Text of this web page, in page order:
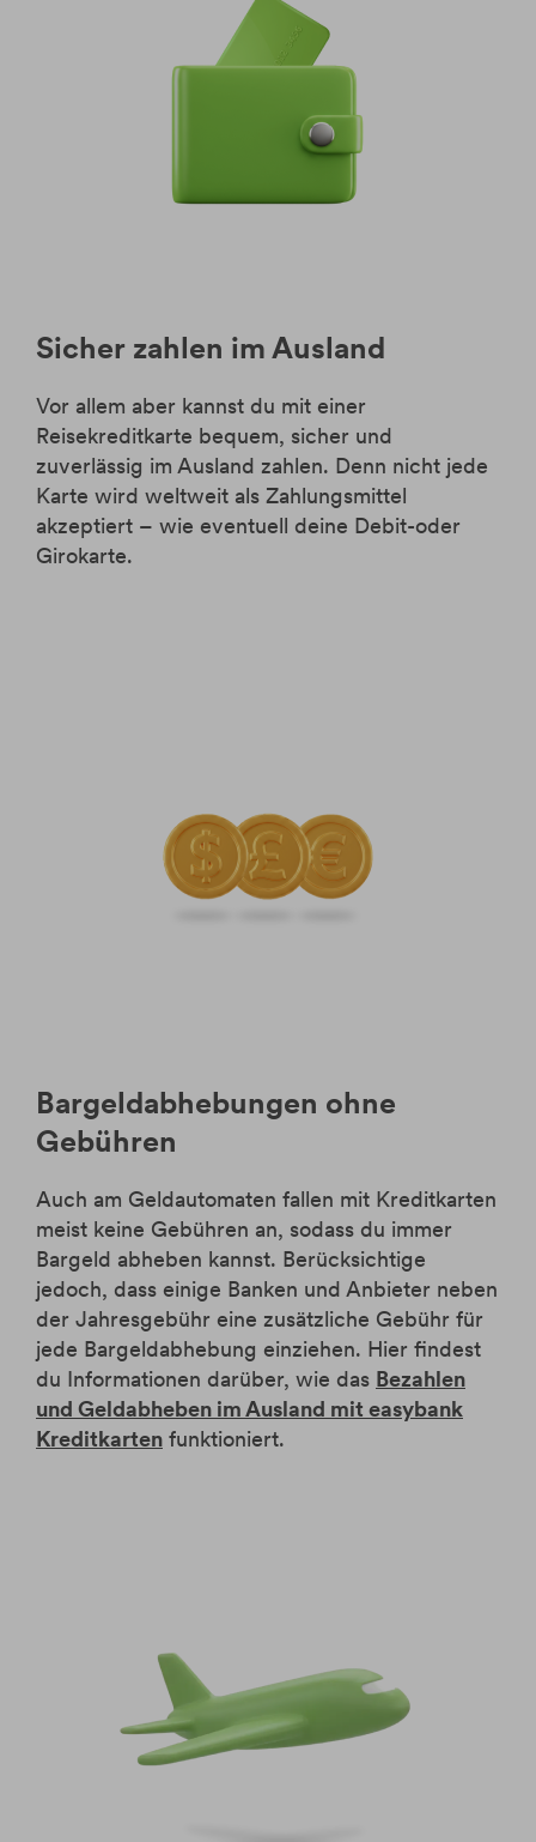
Sicher zahlen im Ausland
Vor allem aber kannst du mit einer
Reisekreditkarte bequem, sicher und
zuverlässig im Ausland zahlen. Denn nicht jede
Karte wird weltweit als Zahlungsmittel
akzeptiert – wie eventuell deine Debit-oder
Girokarte.
Bargeldabhebungen ohne
Gebühren
Auch am Geldautomaten fallen mit Kreditkarten
meist keine Gebühren an, sodass du immer
Bargeld abheben kannst. Berücksichtige
jedoch, dass einige Banken und Anbieter neben
der Jahresgebühr eine zusätzliche Gebühr für
jede Bargeldabhebung einziehen. Hier findest
du Informationen darüber, wie das Bezahlen
und Geldabheben im Ausland mit easybank
Kreditkarten funktioniert.